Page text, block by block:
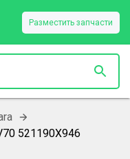
Разместить запчасти
521190X946